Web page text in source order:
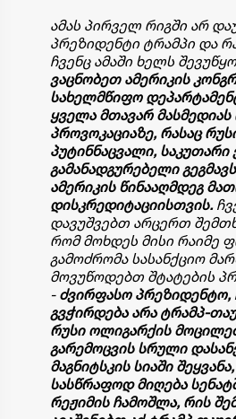
ამას პირველ რიგში არ
პრეზიდენტი ტრამპი და
ჩვენც ამაში ხელს
ვაცნობეთ ამერიკის
სახელმწიფო
ყველა მთავარ მასმედიას
პროვოკაციაზე, რასაც
პუტინნაცვალი, საკუთარი
გამანადგურებელი
ამერიკის წინააღმდეგ
დისკრედიტაციისთვის.
დავუშვებთ არცერთ
რომ მოხდეს მისი რაიმე
გამოძრომა სასანქციო
მოვუწოდებთ შტატების
- ძვირფასო პრეზიდენტო,
გვჭირდება არა ტრამპ-
რუსი ოლიგარქის
გარემოცვის სრული
მაგნიტსკის სიაში
სასწრაფოდ მიღება
რეჟიმის ჩამოშლა, რის